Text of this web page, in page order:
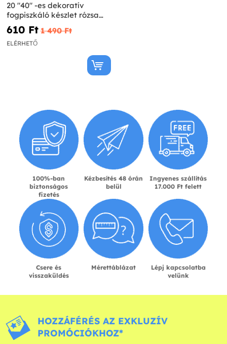
20 "40" -es dekoratív
fogpiszkáló készlet rózsa
aranyban - Glitz & Glamour
Pink & Rose Gold
610 Ft‎ 1 490 Ft‎
ELÉRHETŐ
100%-ban
biztonságos
fizetés
Kézbesítés 48 órán
belül
Ingyenes szállítás
17.000 Ft felett
Csere és
visszaküldés
Mérettáblázat
Lépj kapcsolatba
velünk
HOZZÁFÉRÉS AZ EXKLUZÍV
PROMÓCIÓKHOZ*